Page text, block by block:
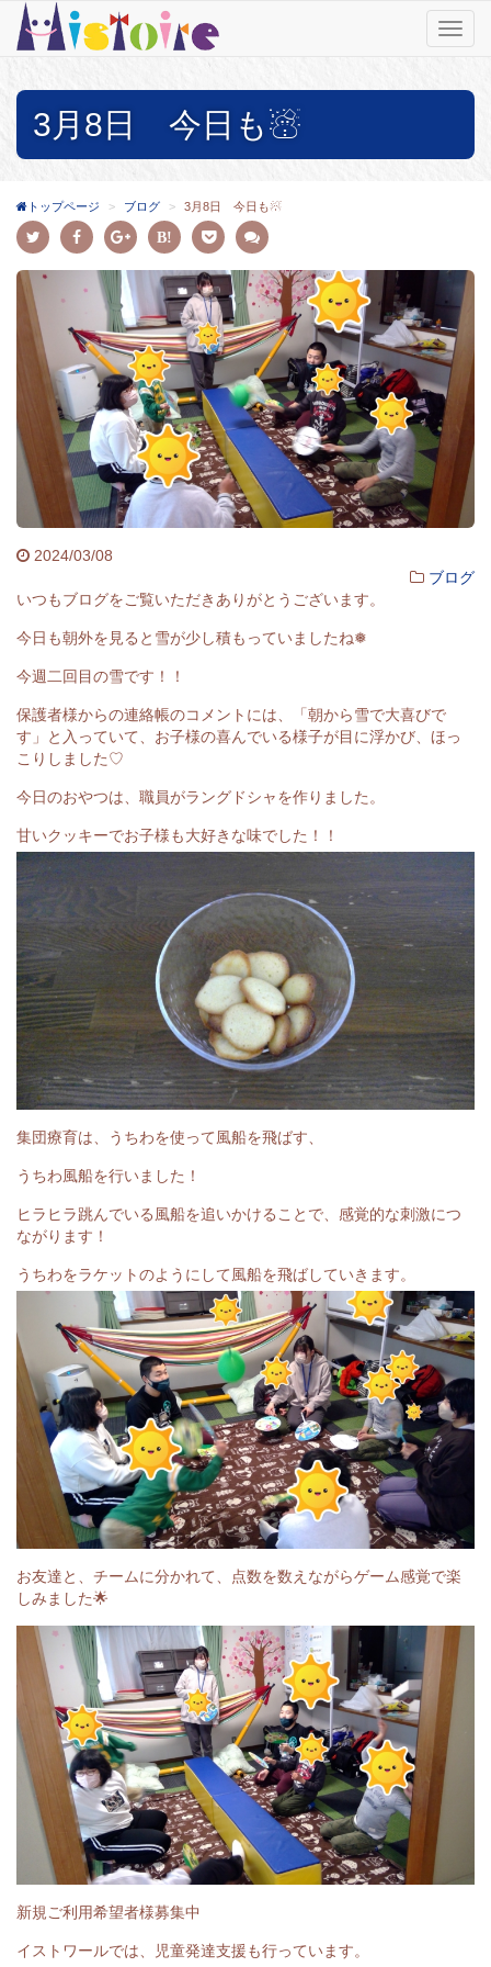
T
o
n
a
o
n
3月8日 今日も☃
トップページ ブログ 3月8日 今日も☃
2024/03/08
ブログ
いつもブログをご覧いただきありがとうございます。
今日も朝外を見ると雪が少し積もっていましたね❅
今週二回目の雪です！！
保護者様からの連絡帳のコメントには、「朝から雪で大喜びで
す」と入っていて、お子様の喜んでいる様子が目に浮かび、ほっ
こりしました♡
今日のおやつは、職員がラングドシャを作りました。
甘いクッキーでお子様も大好きな味でした！！
集団療育は、うちわを使って風船を飛ばす、
うちわ風船を行いました！
ヒラヒラ跳んでいる風船を追いかけることで、感覚的な刺激につ
ながります！
うちわをラケットのようにして風船を飛ばしていきます。
お友達と、チームに分かれて、点数を数えながらゲーム感覚で楽
しみました🌟
新規ご利用希望者様募集中
イストワールでは、児童発達支援も行っています。